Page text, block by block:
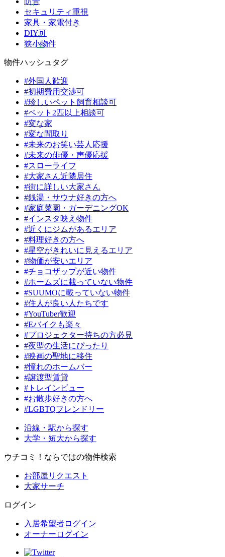
セキュリティ重視
家具・家電付き
DIY可
狭小物件
物件ハッシュタグ
#外国人歓迎
#初期費用交渉可
#珍しいペット飼育相談可
#ペット2匹以上相談可
#変な家
#変な間取り
#未来のお笑い芸人応援
#未来の俳優・声優応援
#スローライフ
#大家さん近隣居住
#街に詳しい大家さん
#銭湯・サウナ好きの方へ
#家庭菜園・ガーデニングOK
#インスタ映え物件
#近くにジムがあるエリア
#料理好きの方へ
#星空がきれいに見えるエリア
#物価が安いエリア
#チョコザップが近い物件
#ホームズに載っていない物件
#SUUMOに載っていない物件
#住人が良い人たちです
#YouTuber歓迎
#Eバイクも楽々
#プロジェクター持ちの方必見
#夜型の生活にぴったり
#映画の聖地に移住
#憧れのホームバー
#譲渡型賃貸
#トレインビュー
#お散歩好きの方へ
#LGBTQフレンドリー
沿線・駅から探す
大学・短大から探す
ウチコミ！ならではの物件検索
お部屋リクエスト
大家サーチ
ログイン
入居希望者ログイン
オーナーログイン